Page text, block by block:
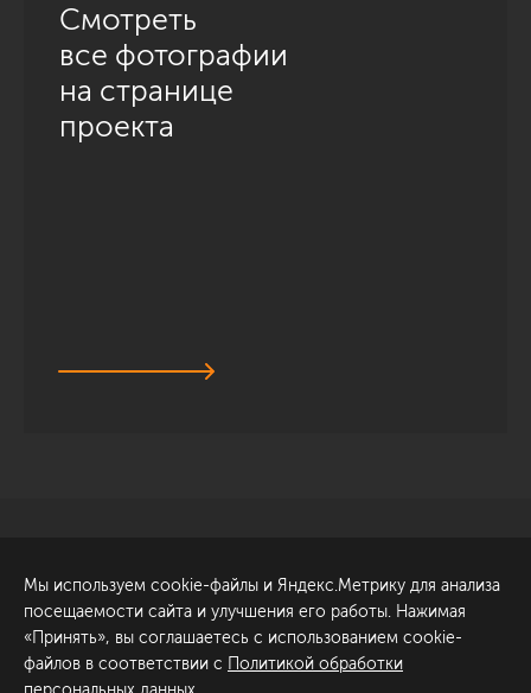
Смотреть
все фотографии
на странице
проекта
Обсудить проект
ул. Академика Павлова, 6
к1
+7 (812) 200-95-55
Мы используем cookie-файлы и Яндекс.Метрику для анализа
посещаемости сайта и улучшения его работы. Нажимая
«Принять», вы соглашаетесь с использованием cookie-
файлов в соответствии с Политикой обработки